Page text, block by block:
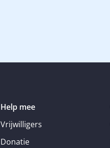
Help mee
Vrijwilligers
Donatie